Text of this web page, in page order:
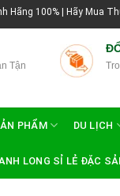
| Hãy Mua Thuốc Rắn
Tận
PHẨM DU LỊCH
LONG SỈ LẺ ĐẶC